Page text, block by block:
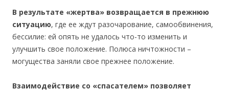
В результате «жертва» возвращается в прежнюю
ситуацию, где ее ждут разочарование, самообвинения,
бессилие: ей опять не удалось что-то изменить и
улучшить свое положение. Полюса ничтожности –
могущества заняли свое прежнее положение.
Взаимодействие со «спасателем» позволяет